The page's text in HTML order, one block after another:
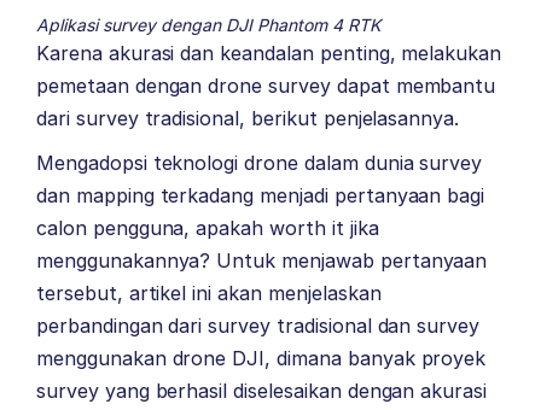
Aplikasi survey dengan DJI Phantom 4 RTK
Karena akurasi dan keandalan penting, melakukan
pemetaan dengan drone survey dapat membantu
dari survey tradisional, berikut penjelasannya.
Mengadopsi teknologi drone dalam dunia survey
dan mapping terkadang menjadi pertanyaan bagi
calon pengguna, apakah worth it jika
menggunakannya? Untuk menjawab pertanyaan
tersebut, artikel ini akan menjelaskan
perbandingan dari survey tradisional dan survey
menggunakan drone DJI, dimana banyak proyek
survey yang berhasil diselesaikan dengan akurasi